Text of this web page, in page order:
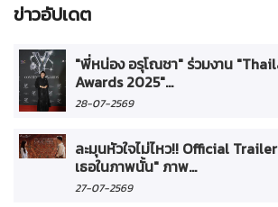
ข่าวอัปเดต
"พี่หน่อง อรุโณชา" ร่วมงาน
Awards 2025"...
28-07-2569
ละมุนหัวใจไม่ไหว!! Official
เธอในภาพนั้น" ภาพ...
27-07-2569